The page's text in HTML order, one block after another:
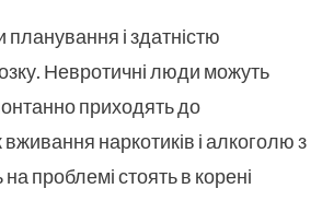
планування і здатністю
Невротичні люди можуть
приходять до
наркотиків і алкоголю з
проблемі стоять в корені